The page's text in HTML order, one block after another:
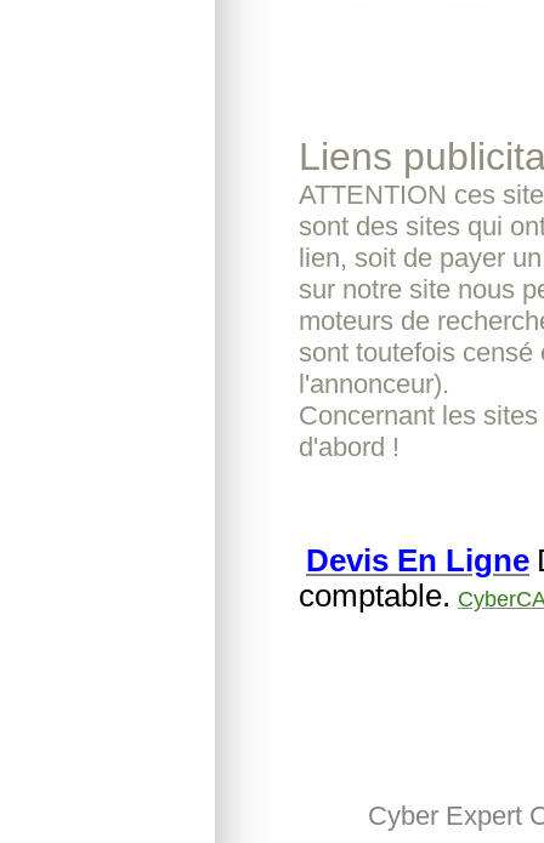
Liens
ATTENTION ces
sont des sites qui
lien, soit de payer
sur notre site nous
moteurs de
sont toutefois censé
l'annonceur).
Concernant les
d'abord !
Devis En Ligne
comptable.
Cyber Expert